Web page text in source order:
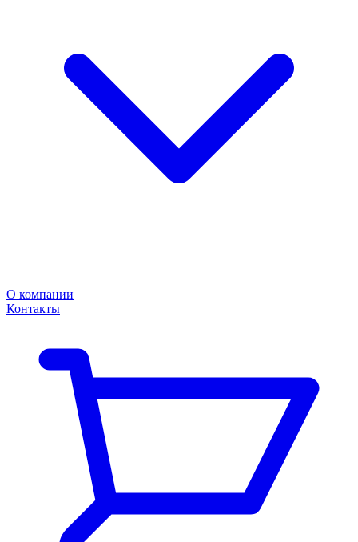
О компании
Контакты